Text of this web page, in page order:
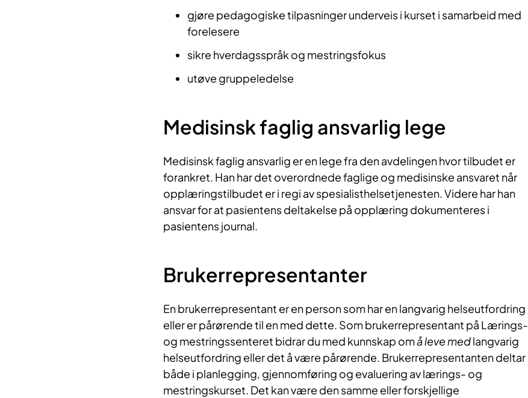
gjøre pedagogiske tilpasninger underveis i kurset i samarbeid med
forelesere
sikre hverdagsspråk og mestringsfokus
utøve gruppeledelse
Medisinsk faglig ansvarlig lege
Medisinsk faglig ansvarlig er en lege fra den avdelingen hvor tilbudet er
forankret. Han har det overordnede faglige og medisinske ansvaret når
opplæringstilbudet er i regi av spesialisthelsetjenesten. Videre har han
ansvar for at pasientens deltakelse på opplæring dokumenteres i
pasientens journal.
Brukerrepresentanter
En brukerrepresentant er en person som har en langvarig helseutfordring
eller er pårørende til en med dette. Som brukerrepresentant på Lærings-
og mestringssenteret bidrar du med kunnskap omåleve medlangvarig
helseutfordring eller det å være pårørende. Brukerrepresentanten deltar
både i planlegging, gjennomføring og evaluering av lærings- og
mestringskurset. Det kan være den samme eller forskjellige